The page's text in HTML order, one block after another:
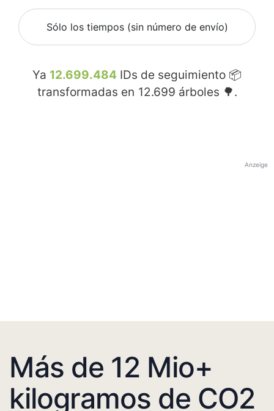
Sólo los tiempos (sin número de envío)
Ya 12.699.484 IDs de seguimiento 📦
transformadas en 12.699 árboles 🌳.
Anzeige
Más de 12 Mio+
kilogramos de CO2